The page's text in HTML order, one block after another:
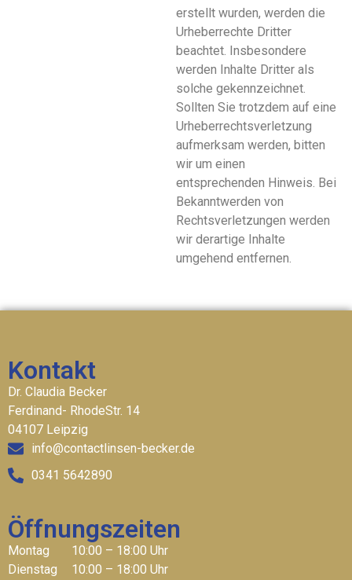
erstellt wurden, werden die
Urheberrechte Dritter
beachtet. Insbesondere
werden Inhalte Dritter als
solche gekennzeichnet.
Sollten Sie trotzdem auf eine
Urheberrechtsverletzung
aufmerksam werden, bitten
wir um einen
entsprechenden Hinweis. Bei
Bekanntwerden von
Rechtsverletzungen werden
wir derartige Inhalte
umgehend entfernen.
Kontakt
Dr. Claudia Becker
Ferdinand- RhodeStr. 14
04107 Leipzig
info@contactlinsen-becker.de
0341 5642890
Öffnungszeiten
Montag
Dienstag
10:00 – 18:00 Uhr
10:00 – 18:00 Uhr